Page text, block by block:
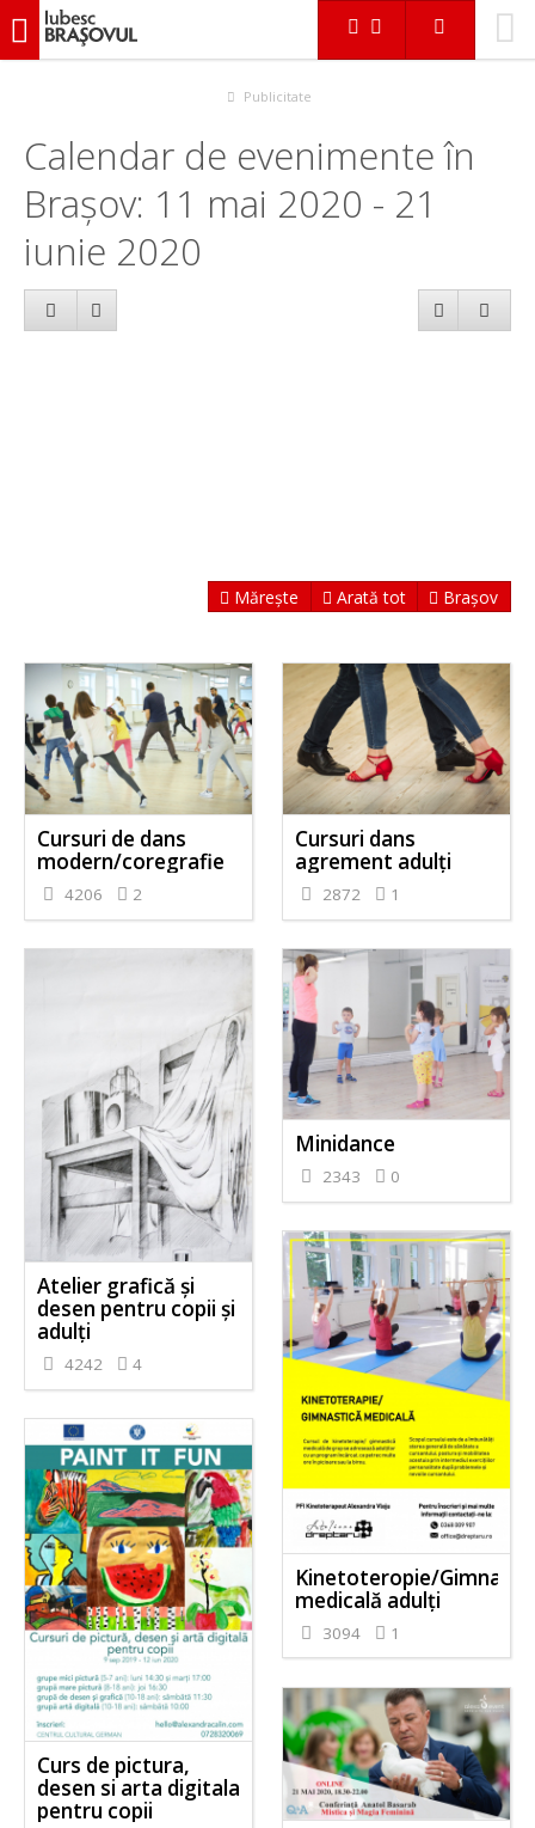
iubescbraşovul.ro
Publicitate
Calendar de evenimente în
Brașov: 11 mai 2020 - 21
iunie 2020
Mărește Arată tot Brașov
Cursuri de dans
modern/coregrafie
4206 2
Cursuri dans
agrement adulți
2872 1
Atelier grafică și
desen pentru copii și
adulți
4242 4
Minidance
2343 0
Kinetoteropie/
medicală adulți
3094 1
Curs de pictura,
desen si arta digitala
pentru copii